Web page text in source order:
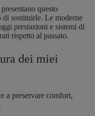
questo
di sostituirle. Le moderne
prestazioni e sistemi di
rispetto al passato.
dei miei
a preservare comfort,